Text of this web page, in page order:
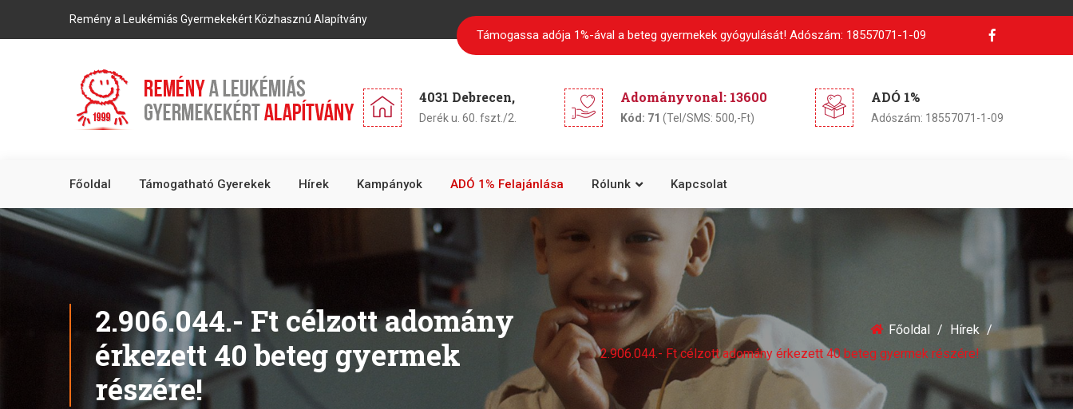
Remény a Leukémiás Gyermekekért Közhasznú Alapítvány
Támogassa adója 1%-ával a beteg gyermekek gyógyulását! Adószám: 18557071-1-09
4031 Debrecen,
Derék u. 60. fszt./2.
Adományvonal: 13600
Kód: 71 (Tel/SMS: 500,-Ft)
ADÓ 1%
Adószám: 18557071-1-09
Főoldal Támogatható Gyerekek Hírek Kampányok ADÓ 1% Felajánlása Rólunk Kapcsolat
2.906.044.- Ft célzott adomány
érkezett 40 beteg gyermek
részére!
Főoldal
Hírek
2.906.044.- Ft célzott adomány érkezett 40 beteg gyermek részére!